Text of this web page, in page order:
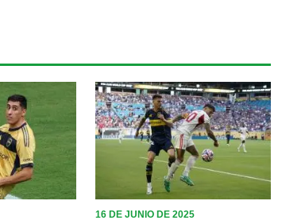
16 DE JUNIO DE 2025